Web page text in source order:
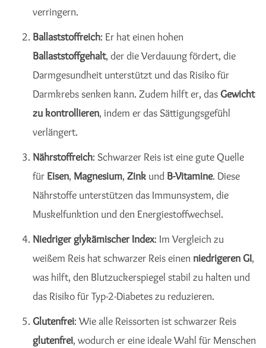
verringern.
Ballaststoffreich: Er hat einen hohen
Ballaststoffgehalt, der die Verdauung fördert, die
Darmgesundheit unterstützt und das Risiko für
Darmkrebs senken kann. Zudem hilft er, das Gewicht
zu kontrollieren, indem er das Sättigungsgefühl
verlängert.
Nährstoffreich: Schwarzer Reis ist eine gute Quelle
für Eisen, Magnesium, Zink und B-Vitamine. Diese
Nährstoffe unterstützen das Immunsystem, die
Muskelfunktion und den Energiestoffwechsel.
Niedriger glykämischer Index: Im Vergleich zu
weißem Reis hat schwarzer Reis einen niedrigeren GI,
was hilft, den Blutzuckerspiegel stabil zu halten und
das Risiko für Typ-2-Diabetes zu reduzieren.
Glutenfrei: Wie alle Reissorten ist schwarzer Reis
glutenfrei, wodurch er eine ideale Wahl für Menschen